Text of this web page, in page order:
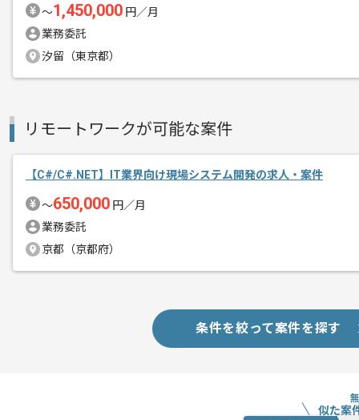
エージェントからのコ
メント
大手某企業のスピンオフベンチャーと
柔軟性とスピードを重視する環境です。
今回は新事業のため会社と一緒に成長し
〜1,450,000 円／月
業務委託
汐留（東京都）
リモートワークが可能な案件
【C#/C#.NET】IT業界向け現場システム開発の求人・案件
〜650,000 円／月
業務委託
京都（京都府）
条件を絞って案件を探す
似た案